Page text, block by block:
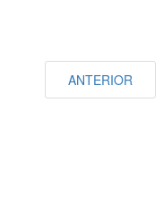
ANTERIOR